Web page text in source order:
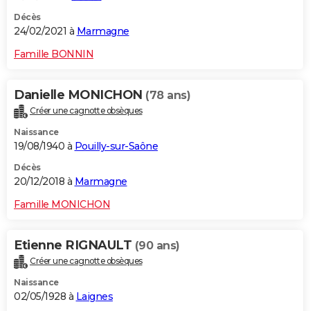
S'inscrire
Se connecter
Lycées
Collèges
Primaires
Universités
Entreprises
Service militaire
Avis de recherche
AVIS DE DÉCÈS
FORUM
Bricolage
Culture
Television
Voyage
Décès
24/02/2021 à Marmagne
Famille BONNIN
Danielle MONICHON (78 ans)
Créer une cagnotte obsèques
Naissance
19/08/1940 à Pouilly-sur-Saône
Décès
20/12/2018 à Marmagne
Famille MONICHON
Etienne RIGNAULT (90 ans)
Créer une cagnotte obsèques
Naissance
02/05/1928 à Laignes